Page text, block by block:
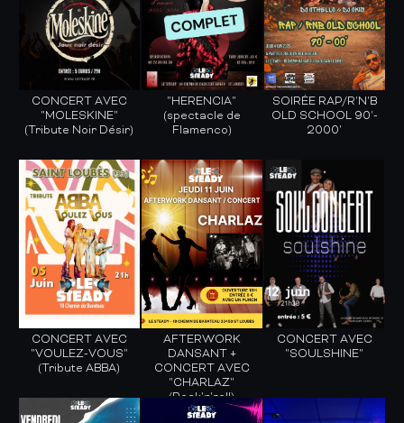
CONCERT AVEC
"MOLESKINE"
(Tribute Noir Désir)
"HERENCIA"
(spectacle de
Flamenco)
SOIRÉE RAP/R'N'B
OLD SCHOOL 90'-
2000'
CONCERT AVEC
"VOULEZ-VOUS"
(Tribute ABBA)
AFTERWORK
DANSANT +
CONCERT AVEC
"CHARLAZ"
(Rock'n'roll)
CONCERT AVEC
"SOULSHINE"